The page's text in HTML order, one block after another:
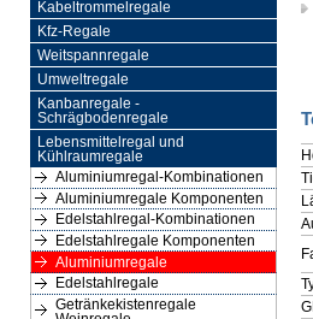
Kabeltrommelregale
Kfz-Regale
Weitspannregale
Umweltregale
Kanbanregale -
Schrägbodenregale
Lebensmittelregal und
Kühlraumregale
Aluminiumregal-Kombinationen
Aluminiumregale Komponenten
Edelstahlregal-Kombinationen
Edelstahlregale Komponenten
Aluminiumregale
Edelstahlregale
Getränkekistenregale